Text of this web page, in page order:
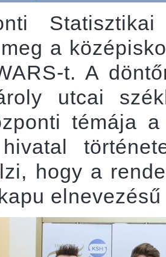
a
t. A
utcai
témája
hogy a